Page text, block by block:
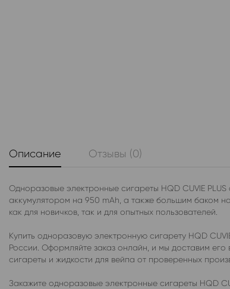
Описание Отзывы (0)
Одноразовые электронные сигареты HQD CUVIE
аккумулятором на 950 mAh, а также большим баком
как для новичков, так и для опытных пользователей.
Купить одноразовую электронную сигарету HQD
России. Оформляйте заказ онлайн, и мы доставим
сигареты и жидкости для вейпа от проверенных
Закажите одноразовые электронные сигареты HQD